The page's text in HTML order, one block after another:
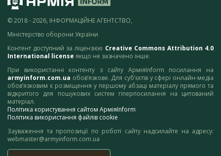
© 2018 - 2026, ІНФОРМАЦІЙНЕ АГЕНТСТВО,
Міністерство оборони України
Контент доступний за ліцензією Creative Commons Attribution 4.0
International license якщо не зазначено інше.
При використанні контенту з сайту АрміяInform посилання на
armyinform.com.ua обов’язкове. Для суб’єктів у сфері онлайн-медіа
обов’язковим є розміщення у першому абзаці матеріалу прямого та
відкритого для пошукових систем гіперпосилання на цитований
матеріал.
Політика користування сайтом АрміяInform
Політика використання файлів cookie
Зауваження та пропозиції по роботі сайту надсилайте на адресу:
webmaster@armyinform.com.ua